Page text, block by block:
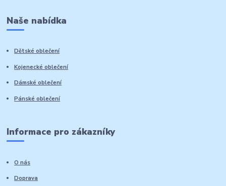
Naše nabídka
Dětské oblečení
Kojenecké oblečení
Dámské oblečení
Pánské oblečení
Informace pro zákazníky
O nás
Doprava